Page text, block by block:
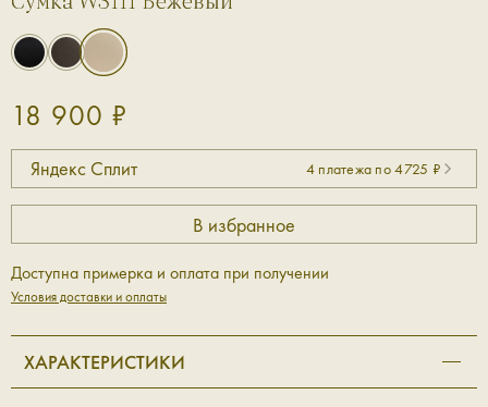
18 900 ₽
Яндекс Сплит 4 платежа по 4725 ₽
Доступна примерка и оплата при получении
Условия доставки и оплаты
ХАРАКТЕРИСТИКИ